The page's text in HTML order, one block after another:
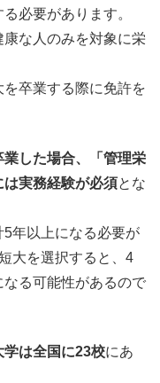
必要があります。
な人のみを対象に栄
卒業する際に免許を
した場合、「管理栄
実務経験が必須とな
年以上になる必要が
大を選択すると、4
る可能性があるので
学は全国に23校にあ